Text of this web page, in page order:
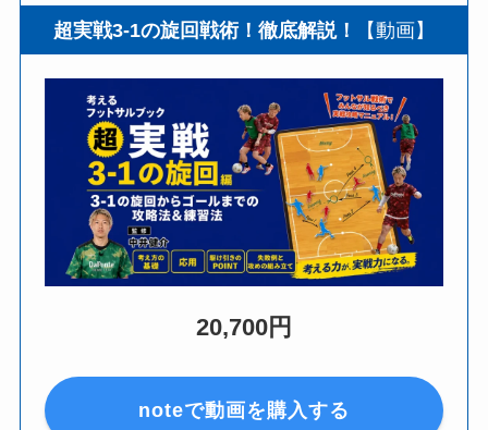
超実戦3-1の旋回戦術！徹底解説！ 【動画】
20,700円
noteで動画を購入する